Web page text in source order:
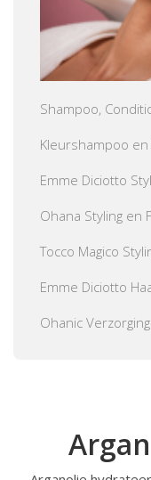
Shampoo,
Kleurshampoo
Emme Diciotto
Ohana Styling en
Tocco Magico
Emme Diciotto
Ohanic